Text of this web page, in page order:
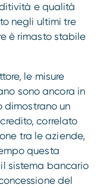
e qualità
negli ultimi tre
è rimasto stabile
le misure
sono ancora in
dimostrano un
correlato
tra le aziende,
questa
sistema bancario
del